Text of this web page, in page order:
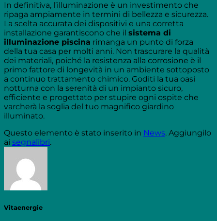
In definitiva, l’illuminazione è un investimento che
ripaga ampiamente in termini di bellezza e sicurezza.
La scelta accurata dei dispositivi e una corretta
installazione garantiscono che il sistema di
illuminazione piscina rimanga un punto di forza
della tua casa per molti anni. Non trascurare la qualità
dei materiali, poiché la resistenza alla corrosione è il
primo fattore di longevità in un ambiente sottoposto
a continuo trattamento chimico. Goditi la tua oasi
notturna con la serenità di un impianto sicuro,
efficiente e progettato per stupire ogni ospite che
varcherà la soglia del tuo magnifico giardino
illuminato.
Questo elemento è stato inserito in News. Aggiungilo
ai segnalibri.
Vitaenergie